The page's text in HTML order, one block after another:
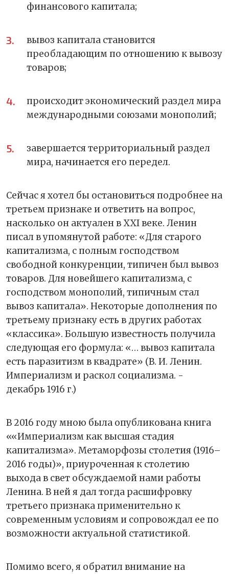
финансового капитала;
вывоз капитала становится
преобладающим по отношению к вывозу
товаров;
происходит экономический раздел мира
международными союзами монополий;
завершается территориальный раздел
мира, начинается его передел.
Сейчас я хотел бы остановиться подробнее на
третьем признаке и ответить на вопрос,
насколько он актуален в XXI веке. Ленин
писал в упомянутой работе: «Для старого
капитализма, с полным господством
свободной конкуренции, типичен был вывоз
товаров. Для новейшего капитализма, с
господством монополий, типичным стал
вывоз капитала». Некоторые дополнения по
третьему признаку есть в других работах
«классика». Большую известность получила
следующая его формула: «… вывоз капитала
есть паразитизм в квадрате» (В. И. Ленин.
Империализм и раскол социализма. -
декабрь 1916 г.)
В 2016 году мною была опубликована книга
««Империализм как высшая стадия
капитализма». Метаморфозы столетия (1916–
2016 годы)», приуроченная к столетию
выхода в свет обсуждаемой нами работы
Ленина. В ней я дал тогда расшифровку
третьего признака применительно к
современным условиям и сопровождал ее по
возможности актуальной статистикой.
Помимо всего, я обратил внимание на